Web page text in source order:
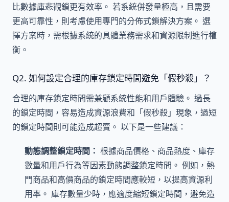
比數據庫悲觀鎖更有效率。 若系統併發量極高，且需要
更高可靠性，則考慮使用專門的分佈式鎖解決方案。 選
擇方案時，需根據系統的具體業務需求和資源限制進行權
衡。
Q2. 如何設定合理的庫存鎖定時間避免「假秒殺」？
合理的庫存鎖定時間需兼顧系統性能和用戶體驗。 過長
的鎖定時間，容易造成資源浪費和「假秒殺」現象，過短
的鎖定時間則可能造成超賣。 以下是一些建議：
動態調整鎖定時間： 根據商品價格、商品熱度、庫存
數量和用戶行為等因素動態調整鎖定時間。 例如，熱
門商品和高價商品的鎖定時間應較短，以提高資源利
用率。 庫存數量少時，應適度縮短鎖定時間，避免造